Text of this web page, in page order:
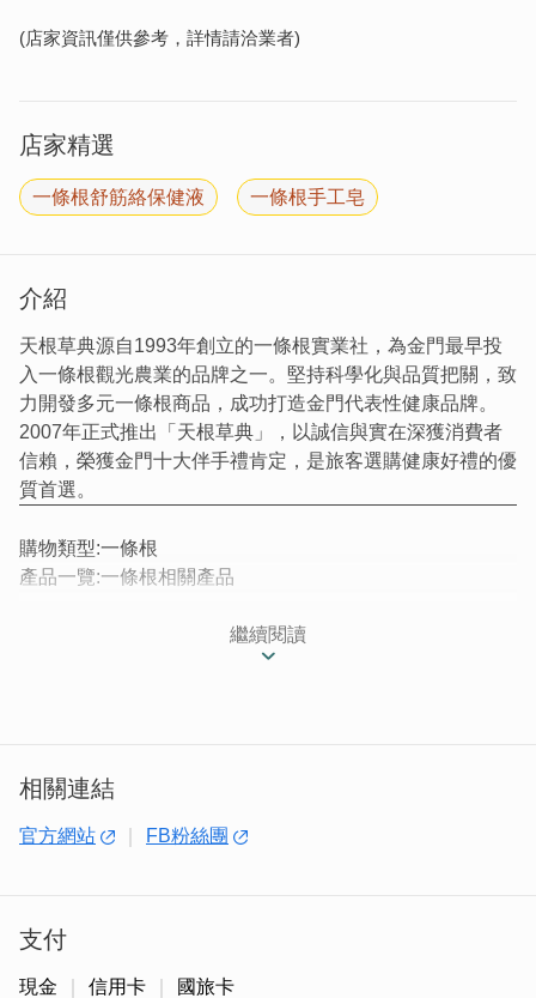
(店家資訊僅供參考，詳情請洽業者)
店家精選
一條根舒筋絡保健液 一條根手工皂
介紹
天根草典源自1993年創立的一條根實業社，為金門最早投
入一條根觀光農業的品牌之一。堅持科學化與品質把關，致
力開發多元一條根商品，成功打造金門代表性健康品牌。
2007年正式推出「天根草典」，以誠信與實在深獲消費者
信賴，榮獲金門十大伴手禮肯定，是旅客選購健康好禮的優
質首選。
購物類型:一條根
產品一覽:一條根相關產品
西元1993年起，本公司創辦人蔡添祿先生依政府政策與市
場需求於同年，成立「一條根實業社」率先成立金門一條根
繼續閱讀
相關連結
官方網站 FB粉絲團
支付
現金 信用卡 國旅卡